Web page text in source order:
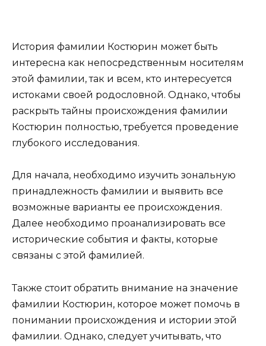
История фамилии Костюрин может быть
интересна как непосредственным носителям
этой фамилии, так и всем, кто интересуется
истоками своей родословной. Однако, чтобы
раскрыть тайны происхождения фамилии
Костюрин полностью, требуется проведение
глубокого исследования.
Для начала, необходимо изучить зональную
принадлежность фамилии и выявить все
возможные варианты ее происхождения.
Далее необходимо проанализировать все
исторические события и факты, которые
связаны с этой фамилией.
Также стоит обратить внимание на значение
фамилии Костюрин, которое может помочь в
понимании происхождения и истории этой
фамилии. Однако, следует учитывать, что